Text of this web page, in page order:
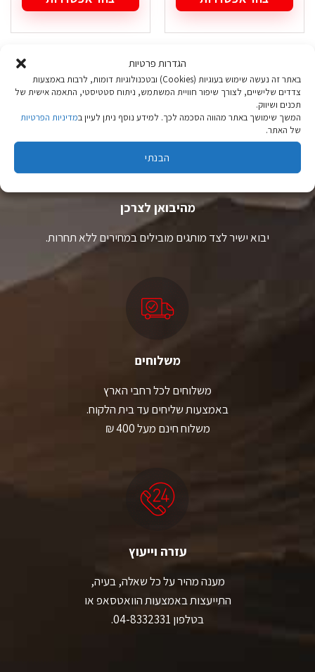
הגדרות פרטיות
באתר זה נעשה שימוש בעוגיות (Cookies) ובטכנולוגיות דומות, לרבות באמצעות
צדדים שלישיים, לצורך שיפור חוויית המשתמש, ניתוח סטטיסטי, התאמה אישית של
תכנים ושיווק.
המשך שימושך באתר מהווה הסכמה לכך. למידע נוסף ניתן לעיין במדיניות הפרטיות
של האתר.
הבנתי
למוצר
זה
ניתן
לבחור
את
האפשרויות
בעמוד
למוצר
זה
מספר
סוגים.
ניתן
לבחור
את
האפשרויות
בעמוד
מהיבואן לצרכן
יבוא ישיר לצד מותגים מובילים במחירים ללא תחרות.
משלוחים
משלוחים לכל רחבי הארץ
באמצעות שליחים עד בית הלקוח.
משלוח חינם מעל 400 ₪
עזרה וייעוץ
מענה מהיר על כל שאלה, בעיה,
התייעצות באמצעות הוואטסאפ או
בטלפון 04-8332331.